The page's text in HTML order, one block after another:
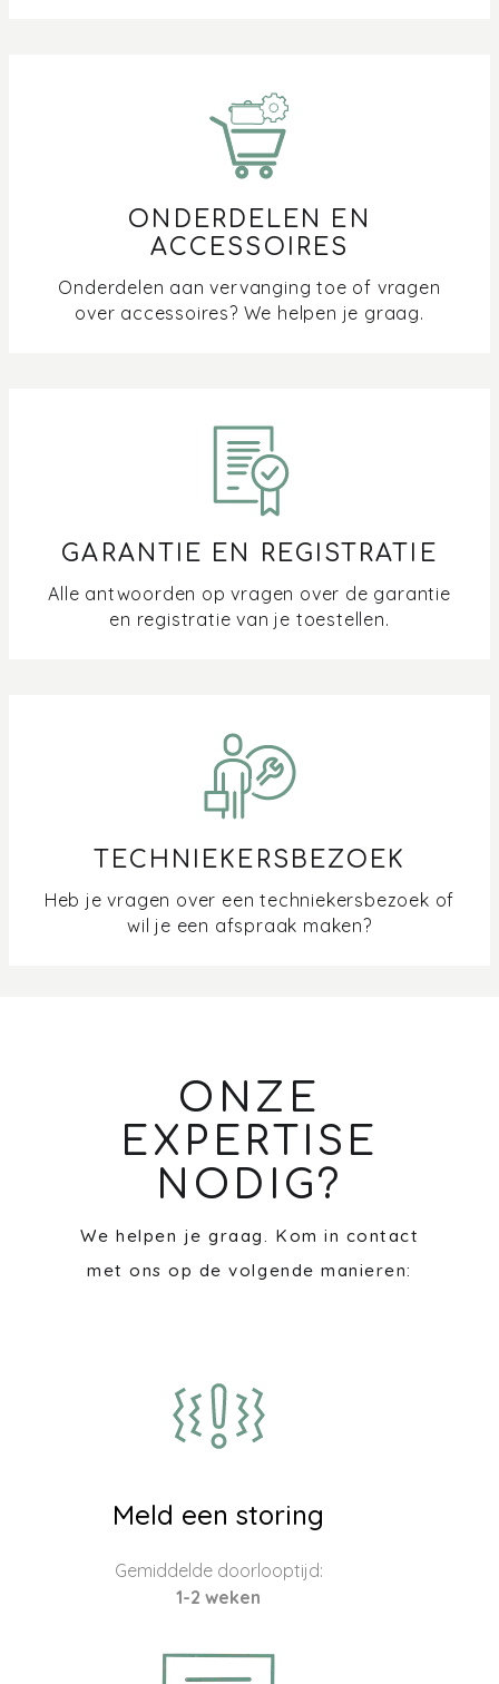
ONDERDELEN EN
ACCESSOIRES
Onderdelen aan vervanging toe of vragen
over accessoires? We helpen je graag.
GARANTIE EN REGISTRATIE
Alle antwoorden op vragen over de garantie
en registratie van je toestellen.
TECHNIEKERSBEZOEK
Heb je vragen over een techniekersbezoek of
wil je een afspraak maken?
ONZE
EXPERTISE
NODIG?
We helpen je graag. Kom in contact
met ons op de volgende manieren:
Meld een storing
Gemiddelde doorlooptijd:
1-2 weken